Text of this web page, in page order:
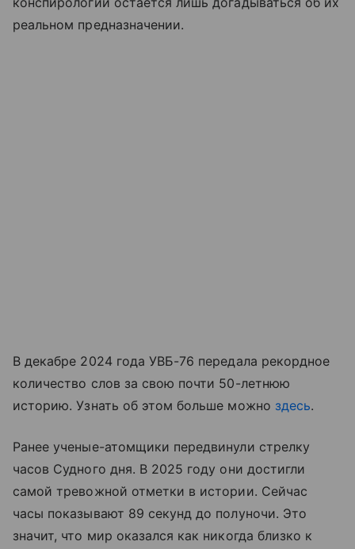
реальном предназначении.
В декабре 2024 года УВБ-76 передала рекордное
количество слов за свою почти 50-летнюю
историю. Узнать об этом больше можно здесь.
Ранее ученые-атомщики передвинули стрелку
часов Судного дня. В 2025 году они достигли
самой тревожной отметки в истории. Сейчас
часы показывают 89 секунд до полуночи. Это
значит, что мир оказался как никогда близко к